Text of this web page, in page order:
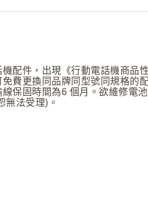
配件，出現《行動電話機商品
費更換同品牌同型號同規格的
保固時間為6 個月。欲維修電
無法受理)。